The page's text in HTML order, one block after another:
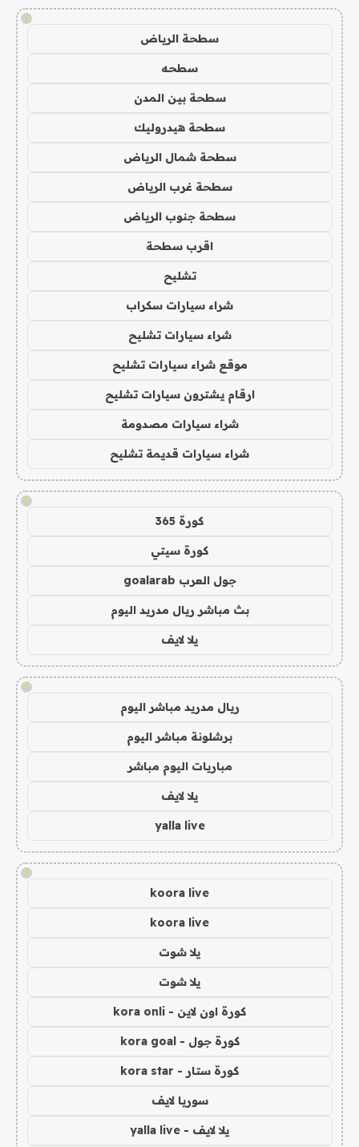
!
سطحة الرياض
سطحه
سطحة بين المدن
سطحة هيدروليك
سطحة شمال الرياض
سطحة غرب الرياض
سطحة جنوب الرياض
اقرب سطحة
تشليح
شراء سيارات سكراب
شراء سيارات تشليح
موقع شراء سيارات تشليح
ارقام يشترون سيارات تشليح
شراء سيارات مصدومة
شراء سيارات قديمة تشليح
!
كورة 365
كورة سيتي
جول العرب goalarab
بث مباشر ريال مدريد اليوم
يلا لايف
!
ريال مدريد مباشر اليوم
برشلونة مباشر اليوم
مباريات اليوم مباشر
يلا لايف
yalla live
!
koora live
koora live
يلا شوت
يلا شوت
كورة اون لاين - kora onli
كورة جول - kora goal
كورة ستار - kora star
سوريا لايف
يلا لايف - yalla live